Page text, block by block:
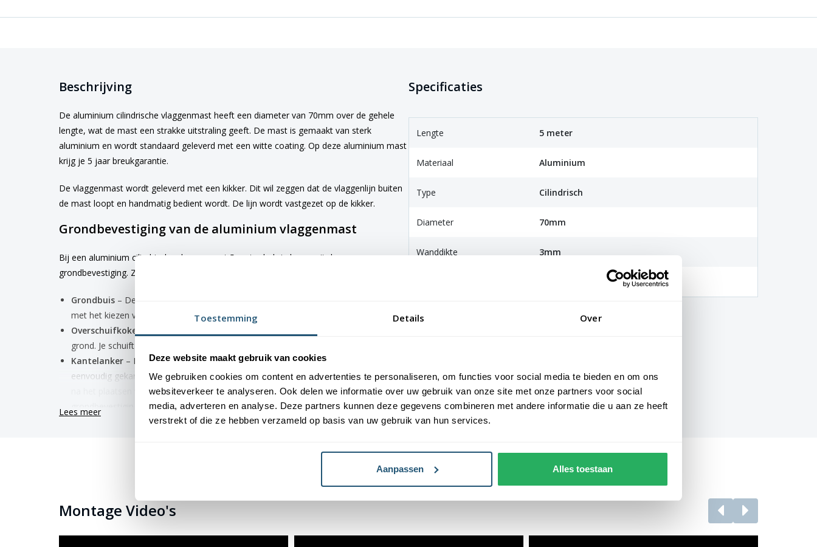
Toestemming Details Over
Deze website maakt gebruik van cookies
We gebruiken cookies om content en advertenties te personaliseren, om functies voor social media te bieden en om ons
websiteverkeer te analyseren. Ook delen we informatie over uw gebruik van onze site met onze partners voor social
media, adverteren en analyse. Deze partners kunnen deze gegevens combineren met andere informatie die u aan ze heeft
verstrekt of die ze hebben verzameld op basis van uw gebruik van hun services.
Aanpassen Alles toestaan
Beschrijving
De aluminium cilindrische vlaggenmast heeft een diameter van 70mm over de gehele
lengte, wat de mast een strakke uitstraling geeft. De mast is gemaakt van sterk
aluminium en wordt standaard geleverd met een witte coating. Op deze aluminium mast
krijg je 5 jaar breukgarantie.
De vlaggenmast wordt geleverd met een kikker. Dit wil zeggen dat de vlaggenlijn buiten
de mast loopt en handmatig bedient wordt. De lijn wordt vastgezet op de kikker.
Grondbevestiging van de aluminium vlaggenmast
Bij een aluminium cilindrische vlaggenmast 5 meter heb je keuze uit de
grondbevestiging. Zo kun jij kiezen wat het best aansluit bij jouw situatie.
Grondbuis – Deze wordt ca. 80 cm in de grond geplaatst. Houdt hier rekening mee
met het kiezen van de juiste lengte mast.
Overschuifkoker
grond. Je schuift de mast hier overheen.
Kantelanker – Deze wordt met 3 draadeinden in de grond bevestigd. De mast kan
eenvoudig gekanteld worden. Ook biedt een kantelanker de mogelijkheid om de mast
na het plaatsen van het anker nog te stellen. Dit is de meest gekozen
– Wanneer de mast tegen een gevel aan bevestigd wordt kun je
– Je dient zelf voor de grondbevestiging te zorgen.
Bij de aluminium vlaggenmast 5 meter heb je keuze uit verschillende mastknoppen. Dit
geeft de mast een unieke uitstraling die past bij jouw omgeving.
Plaatsing door ons montageteam
Lees meer
Specificaties
Lengte 5 meter
Materiaal Aluminium
Type Cilindrisch
Diameter 70mm
Wanddikte 3mm
5 jaar breukgarantie
Montage Video's